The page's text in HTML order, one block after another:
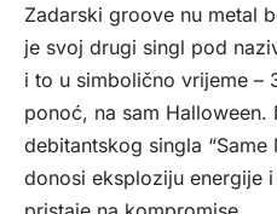
Zadarski groove nu metal
je svoj drugi singl pod
i to u simbolično vrijeme –
ponoć, na sam
debitantskog singla “Same
donosi eksploziju energije